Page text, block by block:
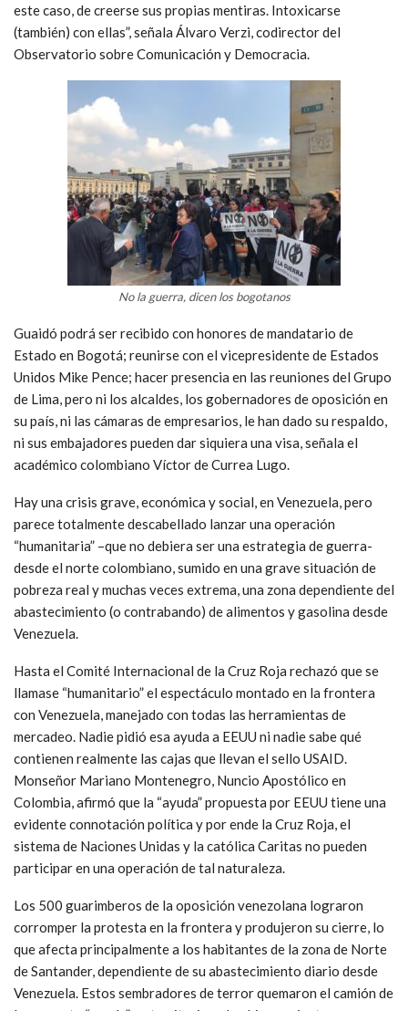
este caso, de creerse sus propias mentiras. Intoxicarse
(también) con ellas”, señala Álvaro Verzi, codirector del
Observatorio sobre Comunicación y Democracia.
No la guerra, dicen los bogotanos
Guaidó podrá ser recibido con honores de mandatario de
Estado en Bogotá; reunirse con el vicepresidente de Estados
Unidos Mike Pence; hacer presencia en las reuniones del Grupo
de Lima, pero ni los alcaldes, los gobernadores de oposición en
su país, ni las cámaras de empresarios, le han dado su respaldo,
ni sus embajadores pueden dar siquiera una visa, señala el
académico colombiano Víctor de Currea Lugo.
Hay una crisis grave, económica y social, en Venezuela, pero
parece totalmente descabellado lanzar una operación
“humanitaria” –que no debiera ser una estrategia de guerra-
desde el norte colombiano, sumido en una grave situación de
pobreza real y muchas veces extrema, una zona dependiente del
abastecimiento (o contrabando) de alimentos y gasolina desde
Venezuela.
Hasta el Comité Internacional de la Cruz Roja rechazó que se
llamase “humanitario” el espectáculo montado en la frontera
con Venezuela, manejado con todas las herramientas de
mercadeo. Nadie pidió esa ayuda a EEUU ni nadie sabe qué
contienen realmente las cajas que llevan el sello USAID.
Monseñor Mariano Montenegro, Nuncio Apostólico en
Colombia, afirmó que la “ayuda” propuesta por EEUU tiene una
evidente connotación política y por ende la Cruz Roja, el
sistema de Naciones Unidas y la católica Caritas no pueden
participar en una operación de tal naturaleza.
Los 500 guarimberos de la oposición venezolana lograron
corromper la protesta en la frontera y produjeron su cierre, lo
que afecta principalmente a los habitantes de la zona de Norte
de Santander, dependiente de su abastecimiento diario desde
Venezuela. Estos sembradores de terror quemaron el camión de